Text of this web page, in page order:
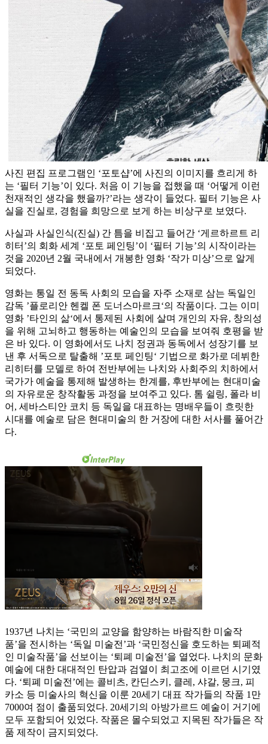
사진 편집 프로그램인 ‘포토샵’에 사진의 이미지를 흐리게 하
는 ‘필터 기능’이 있다. 처음 이 기능을 접했을 때 ‘어떻게 이런
천재적인 생각을 했을까?’라는 생각이 들었다. 필터 기능은 사
실을 진실로, 경험을 희망으로 보게 하는 비상구로 보였다.
사실과 사실인식(진실) 간 틈을 비집고 들어간 ‘게르하르트 리
히터’의 회화 세계 ‘포토 페인팅’이 ‘필터 기능’의 시작이라는
것을 2020년 2월 국내에서 개봉한 영화 ‘작가 미상’으로 알게
되었다.
영화는 통일 전 동독 사회의 모습을 자주 소재로 삼는 독일인
감독 ’플로리안 헨켈 폰 도너스마르크‘의 작품이다. 그는 이미
영화 ’타인의 삶‘에서 통제된 사회에 살며 개인의 자유, 창의성
을 위해 고뇌하고 행동하는 예술인의 모습을 보여줘 호평을 받
은 바 있다. 이 영화에서도 나치 정권과 동독에서 성장기를 보
낸 후 서독으로 탈출해 ’포토 페인팅‘ 기법으로 화가로 데뷔한
리히터를 모델로 하여 전반부에는 나치와 사회주의 치하에서
국가가 예술을 통제해 발생하는 한계를, 후반부에는 현대미술
의 자유로운 창작활동 과정을 보여주고 있다. 톰 쉴링, 폴라 비
어, 세바스티안 코치 등 독일을 대표하는 명배우들이 흐릿한
시대를 예술로 담은 현대미술의 한 거장에 대한 서사를 풀어간
다.
1937년 나치는 ‘국민의 교양을 함양하는 바람직한 미술작
품’을 전시하는 ‘독일 미술전’과 ‘국민정신을 호도하는 퇴폐적
인 미술작품’을 선보이는 ‘퇴폐 미술전’을 열었다. 나치의 문화
예술에 대한 대대적인 탄압과 검열이 최고조에 이르던 시기였
다. ‘퇴폐 미술전’에는 콜비츠, 칸딘스키, 클레, 샤갈, 뭉크, 피
카소 등 미술사의 혁신을 이룬 20세기 대표 작가들의 작품 1만
7000여 점이 출품되었다. 20세기의 아방가르드 예술이 거기에
모두 포함되어 있었다. 작품은 몰수되었고 지목된 작가들은 작
품 제작이 금지되었다.